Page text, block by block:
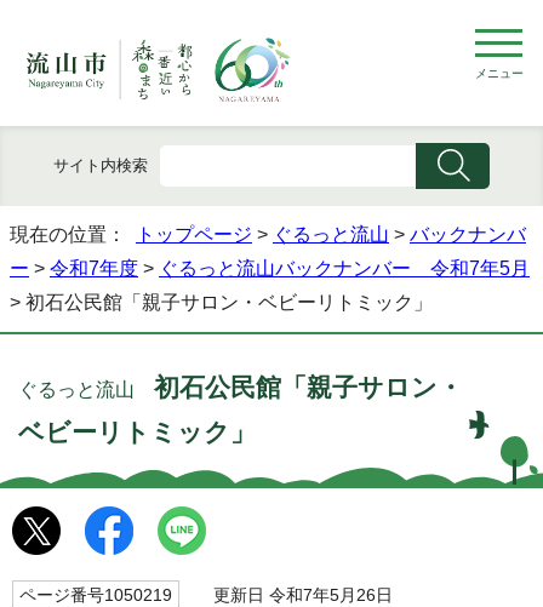
メニュー
サイト内検索
現在の位置： トップページ > ぐるっと流山 > バックナンバ
ー > 令和7年度 > ぐるっと流山バックナンバー 令和7年5月
> 初石公民館「親子サロン・ベビーリトミック」
ぐるっと流山 初石公民館「親子サロン・
ベビーリトミック」
ページ番号1050219 更新日 令和7年5月26日